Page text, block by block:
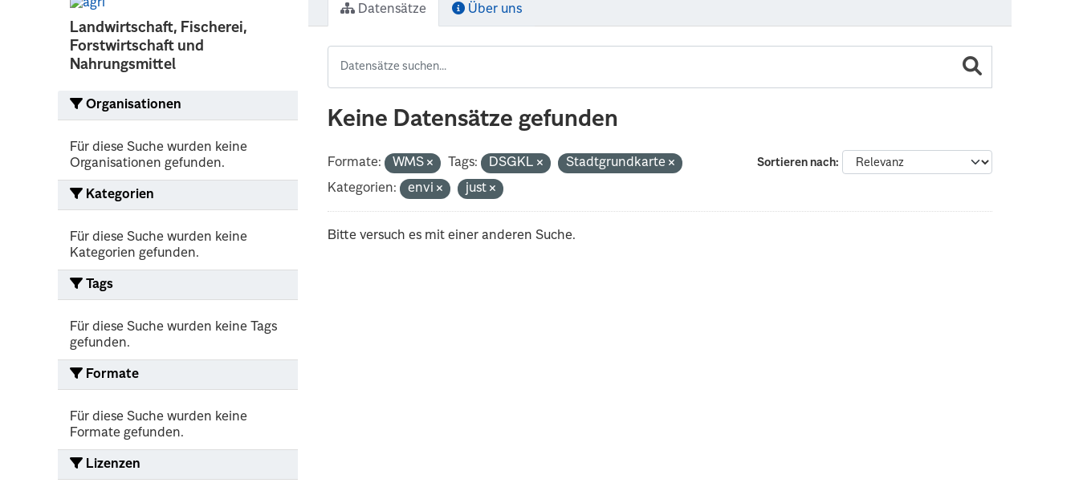
Landwirtschaft, Fischerei,
Forstwirtschaft und
Nahrungsmittel
Organisationen
Für diese Suche wurden keine
Organisationen gefunden.
Kategorien
Für diese Suche wurden keine
Kategorien gefunden.
Tags
Für diese Suche wurden keine Tags
gefunden.
Formate
Für diese Suche wurden keine
Formate gefunden.
Lizenzen
Datensätze Über uns
Keine Datensätze gefunden
Sortieren nach
Formate: WMS Tags: DSGKL
Stadtgrundkarte
Kategorien:
envi just
Bitte versuch es mit einer anderen Suche.